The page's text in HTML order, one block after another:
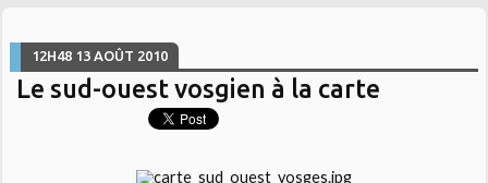
12H48 13 AOÛT 2010
Le sud-ouest vosgien à la carte